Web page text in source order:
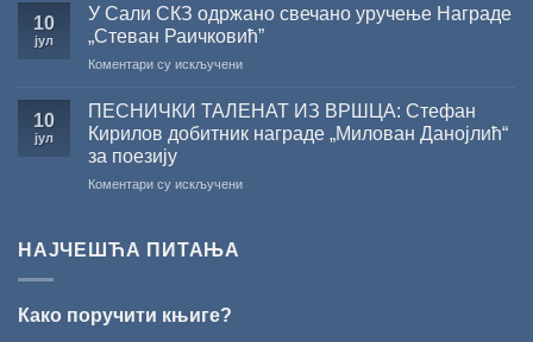
на
српском
ГОДИНУ
СНИЖЕЊЕ
10
јул
У Сали СКЗ одржано свечано уручење Награде
„Стеван Раичковић”
Коментари су искљученина
Сали
одржано
уручење
10
јул
ПЕСНИЧКИ ТАЛЕНАТ ИЗ ВРШЦА: Стефан
Кирилов добитник награде „Милован Данојлић“
за поезију
Коментари су искљученина
НАЈЧЕШЋА ПИТАЊА
Како поручити књиге?